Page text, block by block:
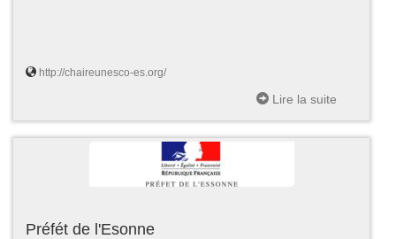
http://chaireunesco-es.org/
Lire la suite
Préfét de l'Esonne